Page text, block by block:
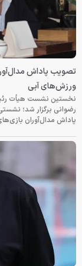
تصویب پاداش
ورزش‌های آبی
نخستین نشست هیأت
رضوانی برگزار شد؛
پاداش مدال‌آوران